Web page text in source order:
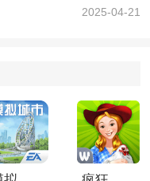
2025-04-21